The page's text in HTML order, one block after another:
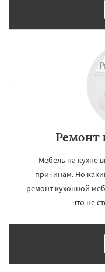
Ремонт
Мебель на кухне
причинам. Но
ремонт кухонной
что не